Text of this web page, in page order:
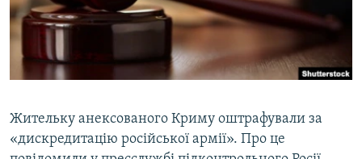
ВІДЕОУРОКИ «ELIFBE»
УКРАЇНСЬКА ПРОБЛЕМА КРИМУ
Русский
Qırımtatar
Жительку анексованого Криму оштрафували за
«дискредитацію російської армії». Про це